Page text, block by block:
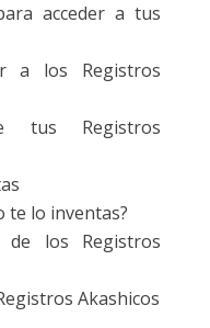
acceder a tus
a los Registros
tus Registros
te lo inventas?
los Registros
Akashicos